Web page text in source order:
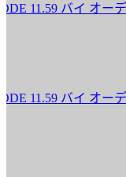
バイ オーデマ
バイ オーデマ